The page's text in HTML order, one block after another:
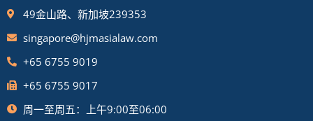
49金山路、新加坡239353
singapore@hjmasialaw.com
+65 6755 9019
+65 6755 9017
周一至周五：上午9:00至06:00